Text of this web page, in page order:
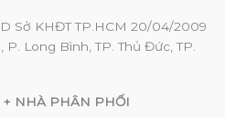
Sở KHĐT TP.HCM 20/04/2009
P. Long Bình, TP. Thủ Đức, TP.
+ NHÀ PHÂN PHỐI